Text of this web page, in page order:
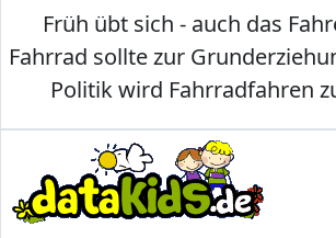
Früh übt sich - auch das
Fahrrad sollte zur
Politik wird Fahrradfahren